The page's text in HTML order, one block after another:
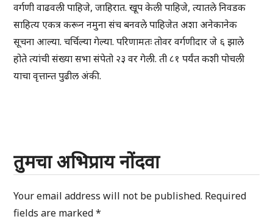
वर्गणी वाढवली पाहिजे, जाहिरात. खूप केली पाहिजे, त्यातले निवडक
साहित्य एकत्र करून नमुना संच बनवले पाहिजेत अशा अनेकानेक
सूचना आल्या. चर्चिल्या गेल्या. परिणामतः तोवर वर्गणीदार जे ६ झाले
होते त्यांची संख्या सभा संपेतो २३ वर गेली. ती ८१ पर्यंत कशी पोचली
याचा वृत्तान्त पुढील अंकी.
तुमचा अभिप्राय नोंदवा
Your email address will not be published. Required
fields are marked*